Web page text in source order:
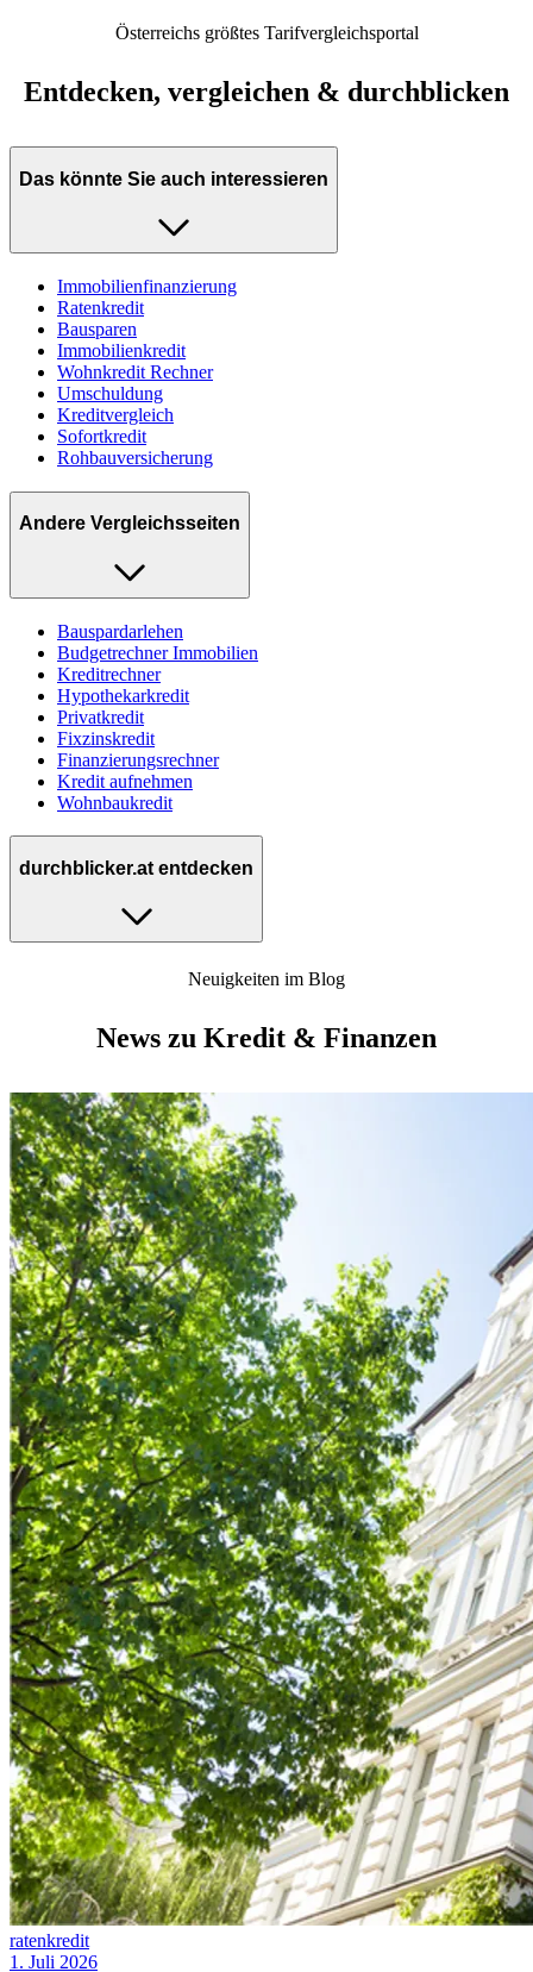
Österreichs größtes Tarifvergleichsportal
Entdecken, vergleichen & durchblicken
Das könnte Sie auch interessieren
Immobilienfinanzierung
Ratenkredit
Bausparen
Immobilienkredit
Wohnkredit Rechner
Umschuldung
Kreditvergleich
Sofortkredit
Rohbauversicherung
Andere Vergleichsseiten
Bauspardarlehen
Budgetrechner Immobilien
Kreditrechner
Hypothekarkredit
Privatkredit
Fixzinskredit
Finanzierungsrechner
Kredit aufnehmen
Wohnbaukredit
durchblicker.at entdecken
Neuigkeiten im Blog
News zu Kredit & Finanzen
ratenkredit
1. Juli 2026